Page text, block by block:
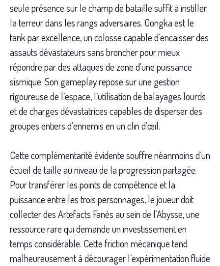
seule présence sur le champ de bataille suffit à instiller
la terreur dans les rangs adversaires. Oongka est le
tank par excellence, un colosse capable d’encaisser des
assauts dévastateurs sans broncher pour mieux
répondre par des attaques de zone d’une puissance
sismique. Son gameplay repose sur une gestion
rigoureuse de l’espace, l’utilisation de balayages lourds
et de charges dévastatrices capables de disperser des
groupes entiers d’ennemis en un clin d’œil.
Cette complémentarité évidente souffre néanmoins d’un
écueil de taille au niveau de la progression partagée.
Pour transférer les points de compétence et la
puissance entre les trois personnages, le joueur doit
collecter des Artefacts Fanés au sein de l’Abysse, une
ressource rare qui demande un investissement en
temps considérable. Cette friction mécanique tend
malheureusement à décourager l’expérimentation fluide